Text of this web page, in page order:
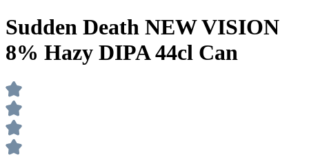
Sudden Death NEW VISION
8% Hazy DIPA 44cl Can